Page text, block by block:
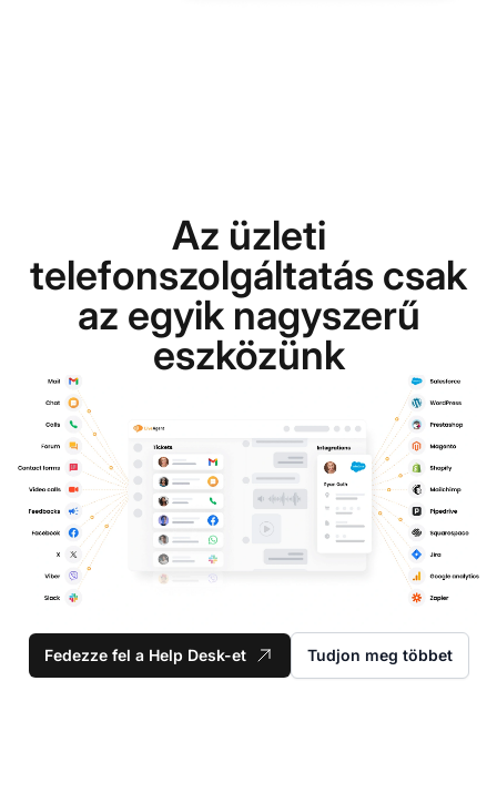
Az üzleti
telefonszolgáltatás csak
az egyik nagyszerű
eszközünk
Fedezze fel a Help Desk-et Tudjon meg többet